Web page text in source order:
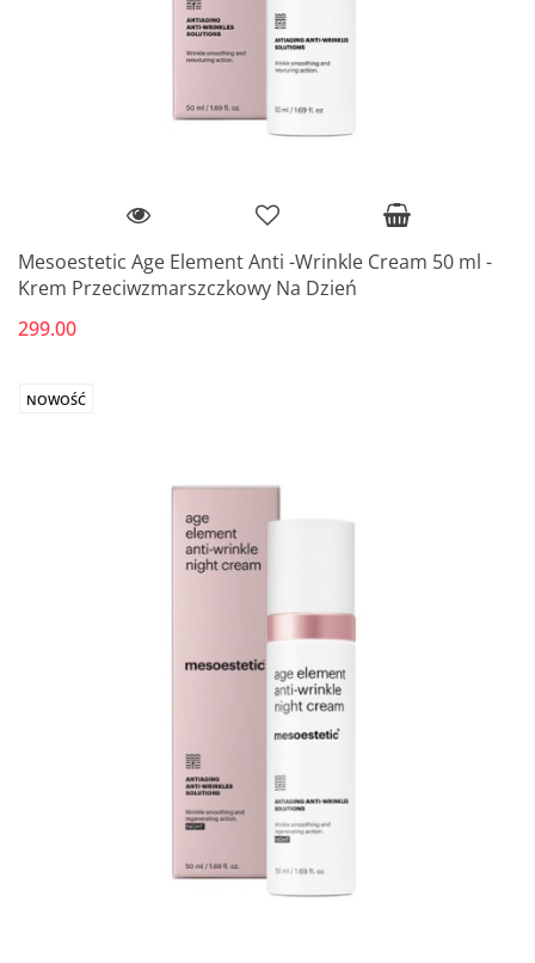
Mesoestetic Age Element Anti -Wrinkle Cream 50 ml -
Krem Przeciwzmarszczkowy Na Dzień
299.00
NOWOŚĆ